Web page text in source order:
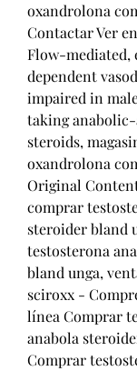
oxandrolona
Contactar Ver
Flow-mediated,
dependent
impaired in
taking
steroids,
oxandrolona
Original
comprar
steroider bland
testosterona
bland unga,
sciroxx -
línea Comprar
anabola
Comprar